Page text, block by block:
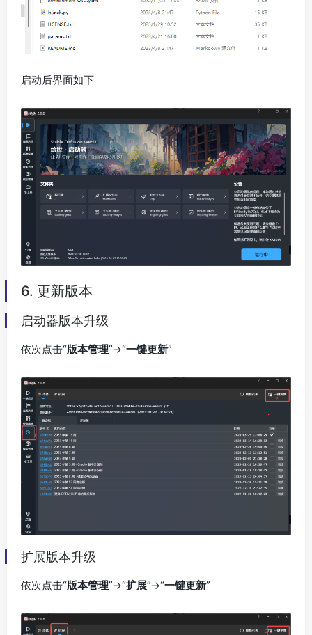
启动后界面如下
6. 更新版本
启动器版本升级
依次点击“版本管理”->“一键更新”
扩展版本升级
依次点击“版本管理”->“扩展”->“一键更新”